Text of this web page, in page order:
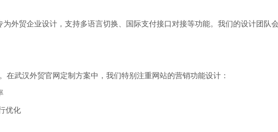
外贸企业设计，支持多语言切换、国际支付接口对接等功能。我们的设计团队
武汉外贸官网定制方案中，我们特别注重网站的营销功能设计：
优化